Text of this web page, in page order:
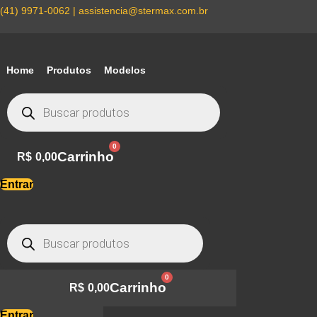
Ir
(41) 9971-0062 | assistencia@stermax.com.br
Home Produtos Modelos
Pesquisar
produtos
R$ 0,00
0
Carrinho
Entrar
Pesquisar
produtos
R$ 0,00
0
Carrinho